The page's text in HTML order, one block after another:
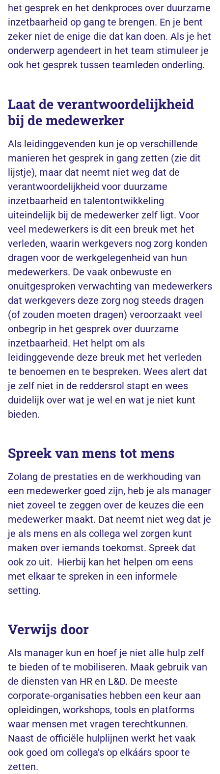
het gesprek en het denkproces over duurzame
inzetbaarheid op gang te brengen. En je bent
zeker niet de enige die dat kan doen. Als je het
onderwerp agendeert in het team stimuleer je
ook het gesprek tussen teamleden onderling.
Laat de verantwoordelijkheid
bij de medewerker
Als leidinggevenden kun je op verschillende
manieren het gesprek in gang zetten (zie dit
lijstje), maar dat neemt niet weg dat de
verantwoordelijkheid voor duurzame
inzetbaarheid en talentontwikkeling
uiteindelijk bij de medewerker zelf ligt. Voor
veel medewerkers is dit een breuk met het
verleden, waarin werkgevers nog zorg konden
dragen voor de werkgelegenheid van hun
medewerkers. De vaak onbewuste en
onuitgesproken verwachting van medewerkers
dat werkgevers deze zorg nog steeds dragen
(of zouden moeten dragen) veroorzaakt veel
onbegrip in het gesprek over duurzame
inzetbaarheid. Het helpt om als
leidinggevende deze breuk met het verleden
te benoemen en te bespreken. Wees alert dat
je zelf niet in de reddersrol stapt en wees
duidelijk over wat je wel en wat je niet kunt
bieden.
Spreek van mens tot mens
Zolang de prestaties en de werkhouding van
een medewerker goed zijn, heb je als manager
niet zoveel te zeggen over de keuzes die een
medewerker maakt. Dat neemt niet weg dat je
je als mens en als collega wel zorgen kunt
maken over iemands toekomst. Spreek dat
ook zo uit. Hierbij kan het helpen om eens
met elkaar te spreken in een informele
setting.
Verwijs door
Als manager kun en hoef je niet alle hulp zelf
te bieden of te mobiliseren. Maak gebruik van
de diensten van HR en L&D. De meeste
corporate-organisaties hebben een keur aan
opleidingen, workshops, tools en platforms
waar mensen met vragen terechtkunnen.
Naast de officiële hulplijnen werkt het vaak
ook goed om collega’s op elkáárs spoor te
zetten.